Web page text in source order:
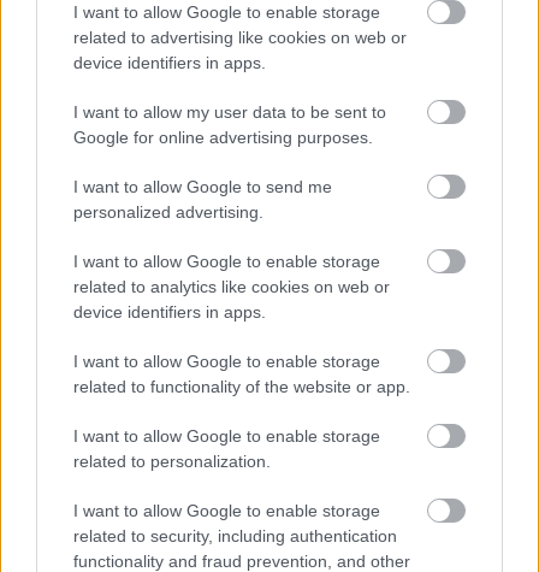
I want to allow Google to enable storage
related to advertising like cookies on web or
device identifiers in apps.
I want to allow my user data to be sent to
Google for online advertising purposes.
I want to allow Google to send me
personalized advertising.
I want to allow Google to enable storage
related to analytics like cookies on web or
device identifiers in apps.
I want to allow Google to enable storage
related to functionality of the website or app.
I want to allow Google to enable storage
related to personalization.
I want to allow Google to enable storage
related to security, including authentication
functionality and fraud prevention, and other
Az orosz Alekszandr Bondar ökölbe szorított talppal
a levegőben.
Jön még kép!
Timo Barthel a levegőben.